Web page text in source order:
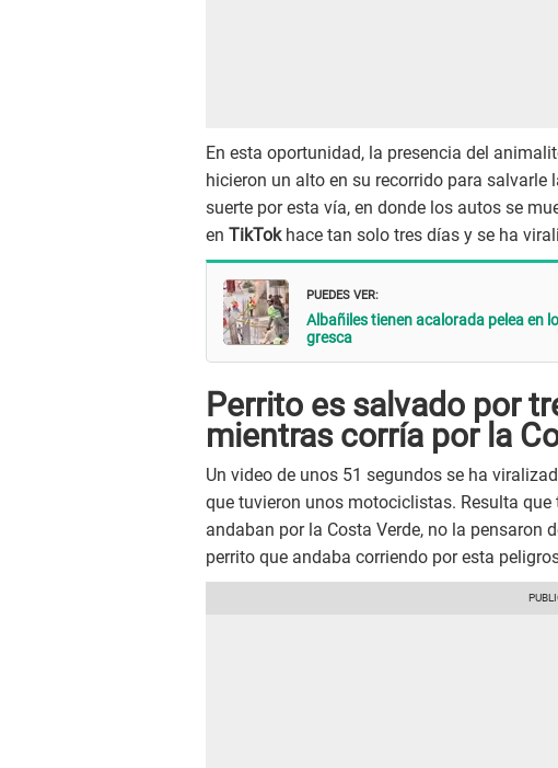
En esta oportunidad, la presencia del
hicieron un alto en su recorrido para
suerte por esta vía, en donde los autos se
en TikTokhace tan solo tres días y se ha
PUEDES VER:
Albañiles tienen acalorada pelea en
gresca
Perrito es salvado por
mientras corría por la
Un video de unos 51 segundos se ha
que tuvieron unos motociclistas. Resulta
andaban por la Costa Verde, no la pensaron
perrito que andaba corriendo por esta